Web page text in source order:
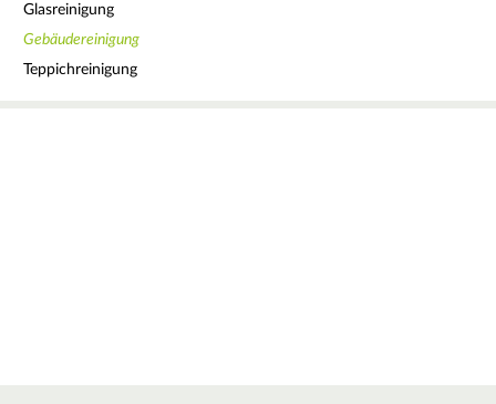
Glasreinigung
Gebäudereinigung
Teppichreinigung